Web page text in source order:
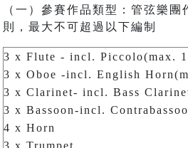
（一）參賽作品類型：管弦樂
則，最大不可超過以下編制
3 x Flute - incl. Piccolo(max.
3 x Oboe -incl. English
3 x Clarinet- incl. Bass
3 x Bassoon-incl.
4 x Horn